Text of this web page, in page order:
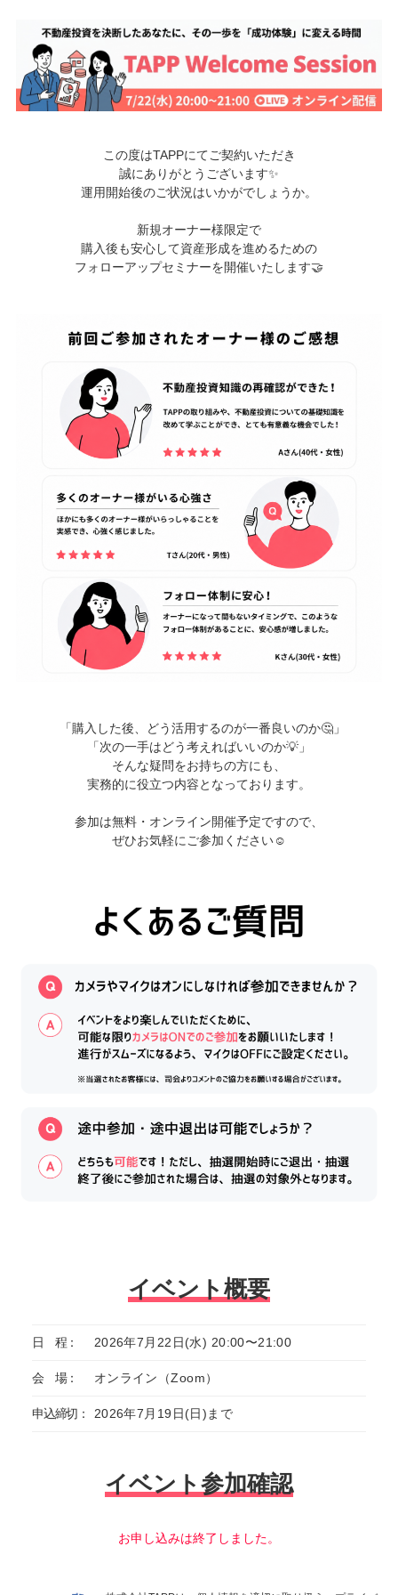
この度はTAPPにてご契約いただき
誠にありがとうございます✨
運⽤開始後のご状況はいかがでしょうか。
新規オーナー様限定で
購⼊後も安⼼して資産形成を進めるための
フォローアップセミナーを開催いたします🤝
「購⼊した後、どう活⽤するのが⼀番良いのか🤔」
「次の⼀⼿はどう考えればいいのか💡」
そんな疑問をお持ちの⽅にも、
実務的に役⽴つ内容となっております。
参加は無料・オンライン開催予定ですので、
ぜひお気軽にご参加ください☺
イベント概要
日 程： 2026年7⽉22⽇(水) 20:00〜21:00
会 場： オンライン（Zoom）
申込締切： 2026年7月19日(日)まで
イベント参加確認
お申し込みは終了しました。